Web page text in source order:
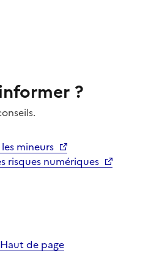
?
mineurs
risques numériques
Haut de page